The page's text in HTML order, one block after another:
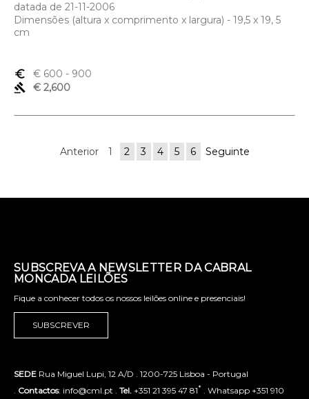
datada de 21-11-2006
Dimensões (altura x comprimento x largura) - 19,5 x 19, 5
cm
euro_symbol € 600 - 900
gavel
€ 2,600
Anterior 1 2 3 4 5 6 Seguinte
SUBSCREVA A NEWSLETTER DA CABRAL
MONCADA LEILÕES
Fique a conhecer todos os nossos leilões online e presenciais!
SUBSCREVER
SEDE Rua Miguel Lupi, 12 A/D . 1200-725 Lisboa - Portugal
. Contactos: info@cml.pt . Tel. +351 21 395 47 81* . Whatsapp +351 910